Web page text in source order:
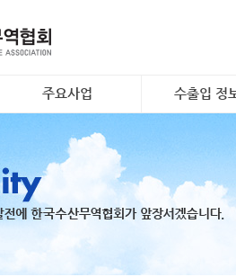
주요사업
대일 김 수출 촉진 사업
리스크안전망 구축
수출기업 맞춤형 해외시
장조사
K- 씨푸드 인바운드 마케
지원
수출입 정
무역관련 정